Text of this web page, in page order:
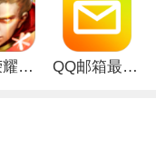
王者荣耀无限点券解锁版 QQ邮箱最新版